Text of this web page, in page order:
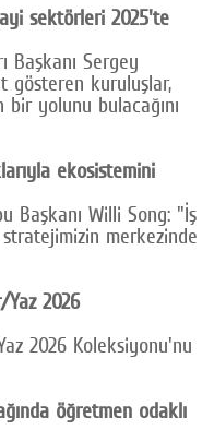
sektörleri 2025'te
Başkanı Sergey
gösteren kuruluşlar,
bir yolunu bulacağını
ekosistemini
Başkanı Willi Song: "İş
merkezinde
2026
2026 Koleksiyonu'nu
öğretmen odaklı